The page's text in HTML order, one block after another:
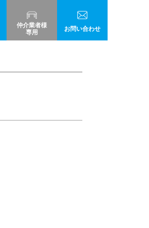
仲介業者様
専用
お問い合わせ